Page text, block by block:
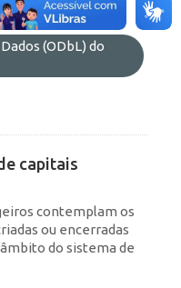
(ODbL) do
capitais
contemplam os
ou encerradas
do sistema de